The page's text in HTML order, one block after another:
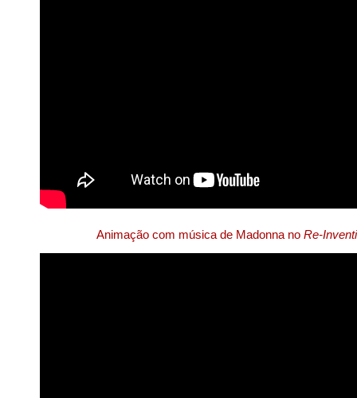
Animação com música de Madonna no Re-